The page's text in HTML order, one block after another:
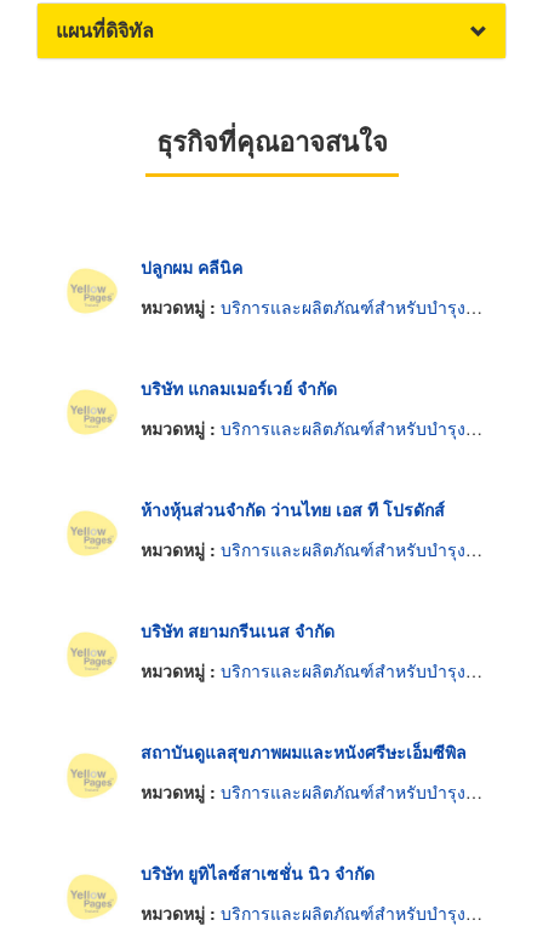
แผนที่ดิจิทัล
ธุรกิจที่คุณอาจสนใจ
ปลูกผม คลีนิค
หมวดหมู่ : บริการและผลิตภัณฑ์สำหรับบำรุงรักษาผม
บริษัท แกลมเมอร์เวย์ จำกัด
หมวดหมู่ : บริการและผลิตภัณฑ์สำหรับบำรุงรักษาผม
ห้างหุ้นส่วนจำกัด ว่านไทย เอส ที โปรดักส์
หมวดหมู่ : บริการและผลิตภัณฑ์สำหรับบำรุงรักษาผม
บริษัท สยามกรีนเนส จำกัด
หมวดหมู่ : บริการและผลิตภัณฑ์สำหรับบำรุงรักษาผม
สถาบันดูแลสุขภาพผมและหนังศรีษะเอ็มซีพิล
หมวดหมู่ : บริการและผลิตภัณฑ์สำหรับบำรุงรักษาผม
บริษัท ยูทิไลซ์สาเซชั่น นิว จำกัด
หมวดหมู่ : บริการและผลิตภัณฑ์สำหรับบำรุงรักษาผม